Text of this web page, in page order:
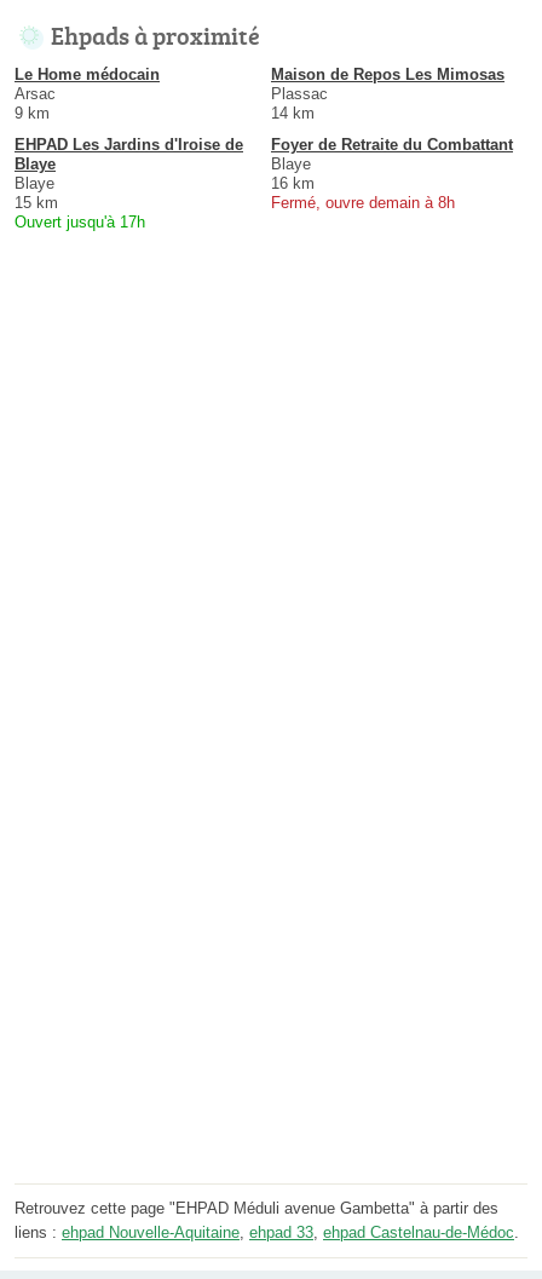
Ehpads à proximité
Le Home médocain
Arsac
9 km
Maison de Repos Les Mimosas
Plassac
14 km
EHPAD Les Jardins d'Iroise de
Blaye
Blaye
15 km
Ouvert jusqu'à 17h
Foyer de Retraite du Combattant
Blaye
16 km
Fermé, ouvre demain à 8h
Retrouvez cette page "EHPAD Méduli avenue Gambetta" à partir des
liens : ehpad Nouvelle-Aquitaine, ehpad 33, ehpad Castelnau-de-Médoc.